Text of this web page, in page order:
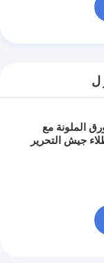
ل
الملونة مع
جيش التحرير